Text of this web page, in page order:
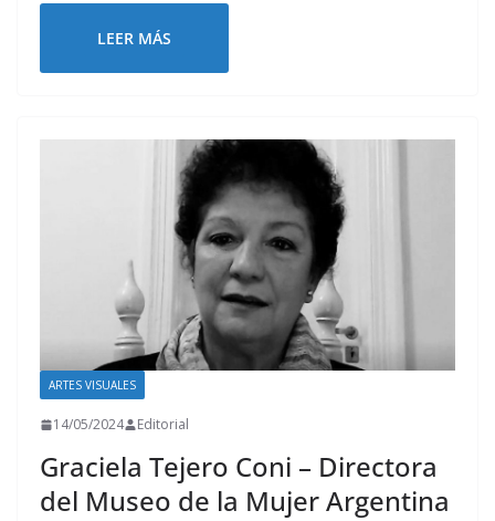
LEER MÁS
ARTES VISUALES
14/05/2024 Editorial
Graciela Tejero Coni – Directora
del Museo de la Mujer Argentina